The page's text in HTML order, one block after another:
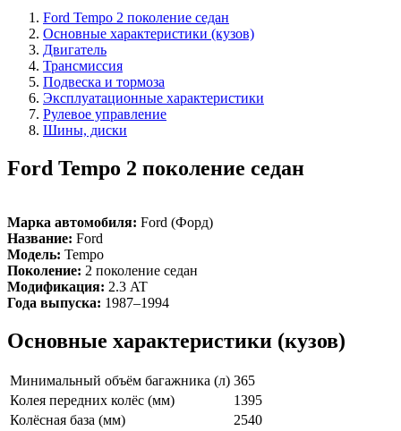
Ford Tempo 2 поколение седан
Основные характеристики (кузов)
Двигатель
Трансмиссия
Подвеска и тормоза
Эксплуатационные характеристики
Рулевое управление
Шины, диски
Ford Tempo 2 поколение седан
Марка автомобиля: Ford (Форд)
Название: Ford
Модель: Tempo
Поколение: 2 поколение седан
Модификация: 2.3 AT
Года выпуска: 1987–1994
Основные характеристики (кузов)
Минимальный объём багажника (л) 365
Колея передних колёс (мм)
1395
Колёсная база (мм)
2540